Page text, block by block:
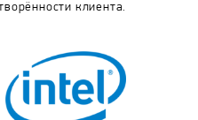
клиента.